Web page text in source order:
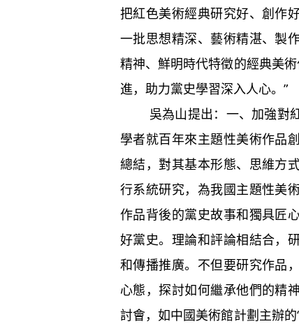
把紅色美術經典研究好、創作
一批思想精深、藝術精湛、製
精神、鮮明時代特徵的經典美術
進，助力黨史學習深入人心。”
吳為山提出：一、加強對紅
學者就百年來主題性美術作品
總結，對其基本形態、思維方
行系統研究，為我國主題性美
作品背後的黨史故事和獨具匠
好黨史。理論和評論相結合，
和傳播推廣。不但要研究作品
心態，探討如何繼承他們的精
討會，如中國美術館計劃主辦